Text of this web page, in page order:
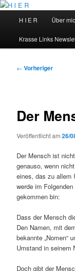
Zum
springenH I E R
H I E R Über
Krasse Links
Beitragsnavigation
← Vorheriger
Der
Veröffentlicht am26/
Der Mensch ist
genauso, wenn
eines, das zu allem
werde im
gekommen bin:
Dass der Mensch
Den Namen, mit
bekannte „Nomen“
Umstand in seinem
Doch gibt der